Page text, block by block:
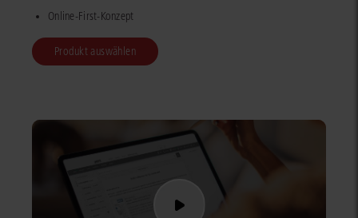
Online-First-Konzept
Produkt auswählen